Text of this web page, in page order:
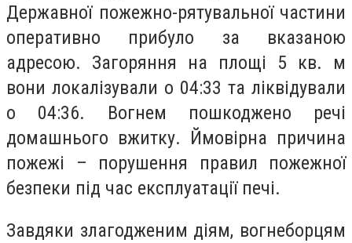
Державної пожежно-рятувальної частини
оперативно прибуло за вказаною
адресою. Загоряння на площі 5 кв. м
вони локалізували о 04:33 та ліквідували
о 04:36. Вогнем пошкоджено речі
домашнього вжитку. Ймовірна причина
пожежі – порушення правил пожежної
безпеки під час експлуатації печі.
Завдяки злагодженим діям, вогнеборцям